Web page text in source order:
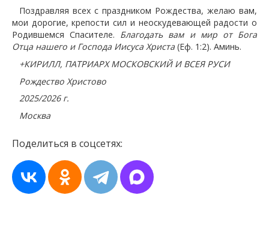
Поздравляя всех с праздником Рождества, желаю вам,
мои дорогие, крепости сил и неоскудевающей радости о
Родившемся Спасителе. Благодать вам и мир от Бога
Отца нашего и Господа Иисуса Христа (Еф. 1:2). Аминь.
+КИРИЛЛ, ПАТРИАРХ МОСКОВСКИЙ И ВСЕЯ РУСИ
Рождество Христово
2025/2026 г.
Москва
Поделиться в соцсетях: